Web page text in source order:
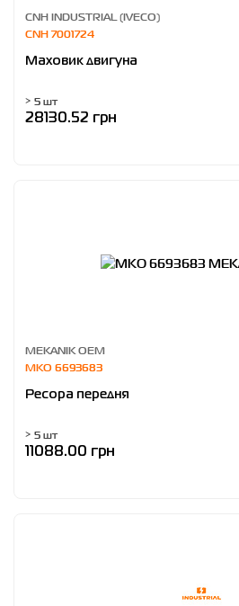
CNH INDUSTRIAL (IVECO)
CNH 7001724
Маховик двигуна
> 5 шт
28130.52 грн
MEKANIK OEM
MKO 6693683
Ресора передня
> 5 шт
11088.00 грн